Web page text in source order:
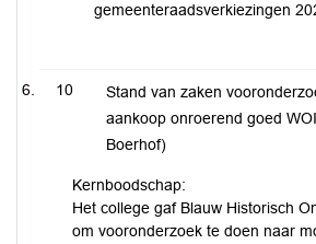
gemeenteraadsverkiezingen
10
Stand van zaken
aankoop onroerend goed
Boerhof)
Kernboodschap:
Het college gaf Blauw Historisch
om vooronderzoek te doen naar